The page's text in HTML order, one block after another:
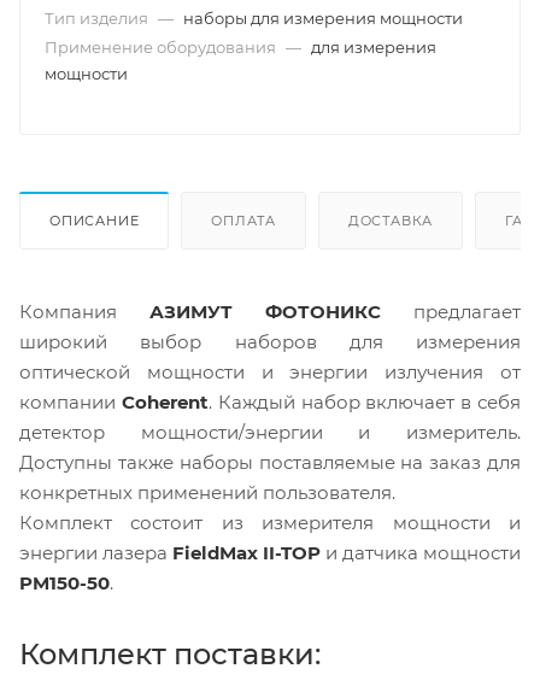
Тип изделия — наборы для измерения мощности
Применение оборудования — для измерения
мощности
ОПИСАНИЕ ОПЛАТА ДОСТАВКА
Компания АЗИМУТ ФОТОНИКС предлагает
широкий выбор наборов для измерения
оптической мощности и энергии излучения от
компании Coherent. Каждый набор включает в себя
детектор мощности/энергии и измеритель.
Доступны также наборы поставляемые на заказ для
конкретных применений пользователя.
Комплект состоит из измерителя мощности и
энергии лазера FieldMax II-TOP и датчика мощности
PM150-50.
Комплект поставки: